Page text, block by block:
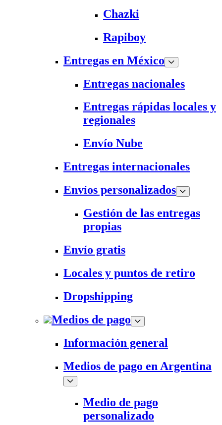
Chazki
Rapiboy
Entregas en México
Entregas nacionales
Entregas rápidas locales y
regionales
Envío Nube
Entregas internacionales
Envíos personalizados
Gestión de las entregas
propias
Envío gratis
Locales y puntos de retiro
Dropshipping
Medios de pago
Información general
Medios de pago en Argentina
Medio de pago
personalizado